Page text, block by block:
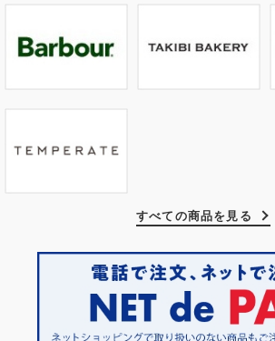
すべての商品を見る